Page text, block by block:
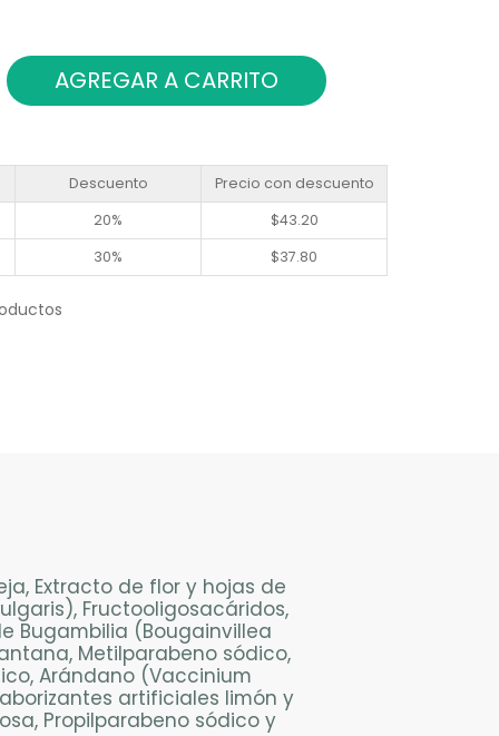
AGREGAR A CARRITO
Descuento
Precio con descuento
20%
$43.20
30%
$37.80
Extracto de flor y hojas de
Fructooligosacáridos,
Bugambilia (Bougainvillea
Metilparabeno sódico,
Arándano (Vaccinium
artificiales limón y
Propilparabeno sódico y